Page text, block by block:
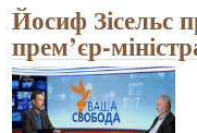
Йосиф Зісельс
прем’єр-